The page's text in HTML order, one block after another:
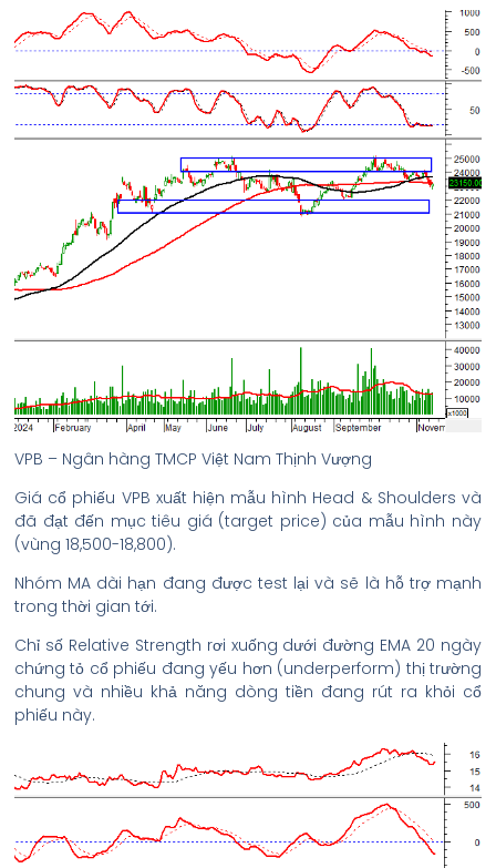
VPB – Ngân hàng TMCP Việt Nam Thịnh Vượng
Giá cổ phiếu VPB xuất hiện mẫu hình Head & Shoulders và
đã đạt đến mục tiêu giá (target price) của mẫu hình này
(vùng 18,500-18,800).
Nhóm MA dài hạn đang được test lại và sẽ là hỗ trợ mạnh
trong thời gian tới.
Chỉ số Relative Strength rơi xuống dưới đường EMA 20 ngày
chứng tỏ cổ phiếu đang yếu hơn (underperform) thị trường
chung và nhiều khả năng dòng tiền đang rút ra khỏi cổ
phiếu này.